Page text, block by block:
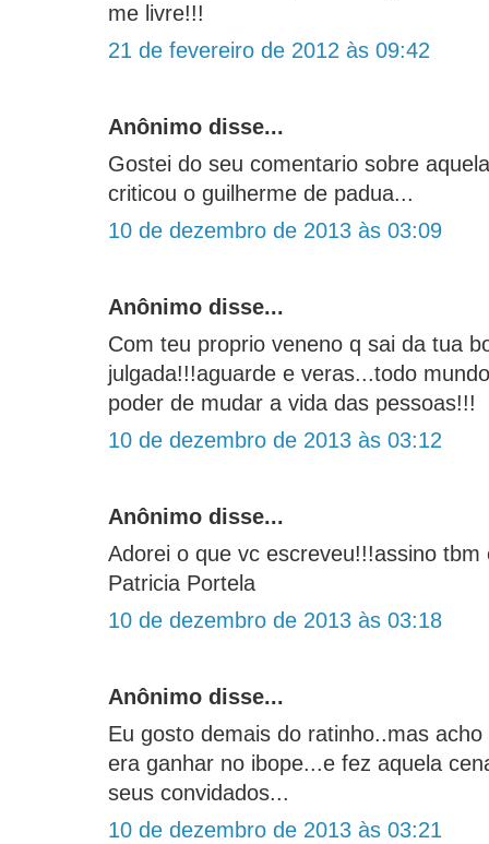
me livre!!!
21 de fevereiro de 2012 às 09:42
Anônimo disse...
Gostei do seu comentario sobre
criticou o guilherme de padua...
10 de dezembro de 2013 às 03:09
Anônimo disse...
Com teu proprio veneno q sai da tua
julgada!!!aguarde e veras...todo
poder de mudar a vida das pessoas!!!
10 de dezembro de 2013 às 03:12
Anônimo disse...
Adorei o que vc escreveu!!!assino tbm
Patricia Portela
10 de dezembro de 2013 às 03:18
Anônimo disse...
Eu gosto demais do ratinho..mas
era ganhar no ibope...e fez aquela
seus convidados...
10 de dezembro de 2013 às 03:21